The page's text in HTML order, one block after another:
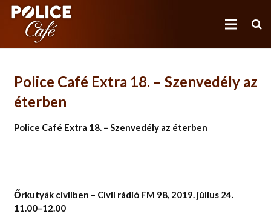
POLICE CAFÉ
BLOG
Police Café Extra 18. – Szenvedély az
éterben
Police Café Extra 18. – Szenvedély az éterben
Őrkutyák civilben – Civil rádió FM 98, 2019. július 24.
11.00–12.00